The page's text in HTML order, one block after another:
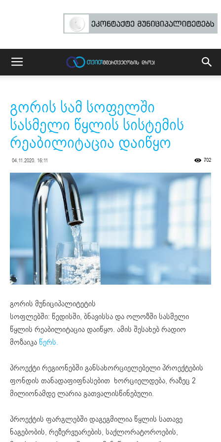
გორის სამ სოფელში
სასმელი წყლის სისტემის
რეაბილიტაცია დაიწყო
04.11.2020. 16:11 702
გორის მუნიციპალიტეტის
სოფლებში: წედისში, ბნავისსადაოლოზში სასმელი
წყლის რეაბილიტაცია დაიწყო. ამის შესახებ რადიო
მოზაიკა წერს.
პროექტი რეგიონებში განსახორციელებელი პროექტების
ფონდის თანადაფიფნასებით ხორციელდება, რაზეც 2
მილიონამდე ლარია გათვალისწინებული.
პროექტის ფარგლებში დაგეგმილია წყლის სათავე
ნაგებობის, რეზერვუარების, საქლორატოროების,